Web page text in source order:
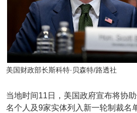
美国财政部长斯科特·贝森特/路透社
当地时间11日，美国政府宣布将协
名个人及9家实体列入新一轮制裁名